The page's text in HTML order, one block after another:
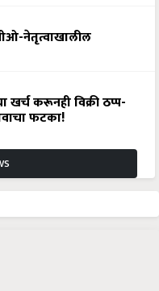
नेतृत्वाखालील
करूनही विक्री ठप्प-
फटका!